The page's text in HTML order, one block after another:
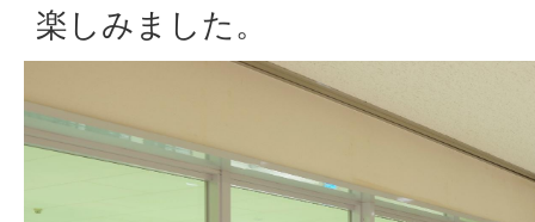
楽しみました。